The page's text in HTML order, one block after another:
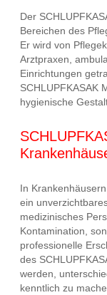
Der
Bereichen des
Er wird von
Arztpraxen,
Einrichtungen
SCHLUPFKASAK
hygienische
In
ein
medizinisches
Kontamination,
professionelle
des
werden,
kenntlich zu